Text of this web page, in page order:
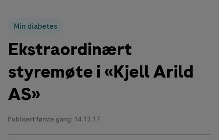
Min diabetes
Ekstraordinært
styremøte i «Kjell Arild
AS»
Publisert første gang: 14.12.17